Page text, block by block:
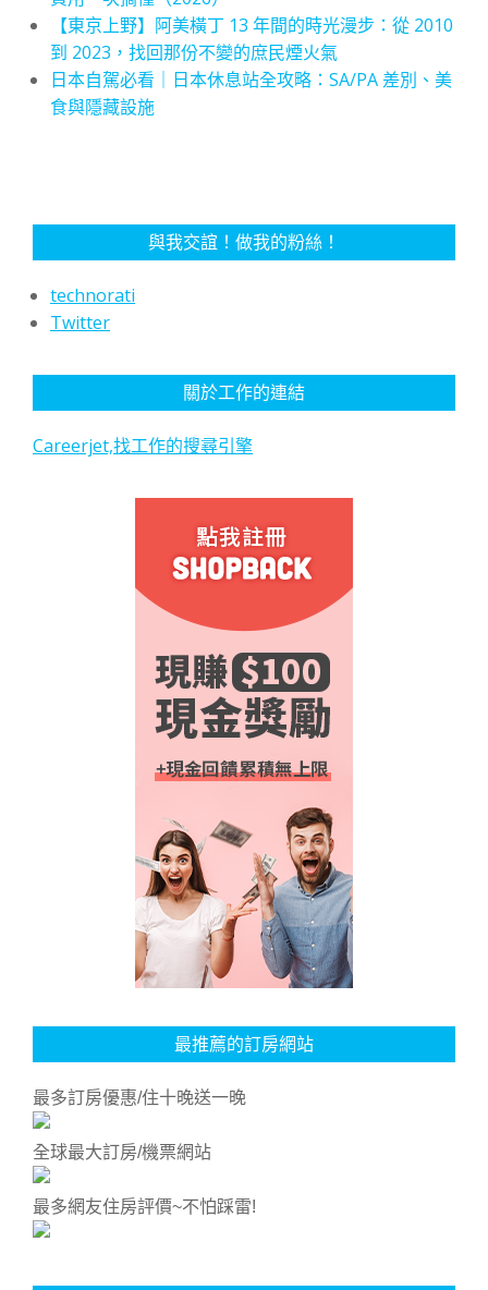
【東京上野】阿美橫丁 13 年間的時光漫步：從 2010
到 2023，找回那份不變的庶民煙火氣
日本自駕必看｜日本休息站全攻略：SA/PA 差別、美
食與隱藏設施
與我交誼！做我的粉絲！
technorati
Twitter
關於工作的連結
Careerjet,找工作的搜尋引擎
最推薦的訂房網站
最多訂房優惠/住十晚送一晚
全球最大訂房/機票網站
最多網友住房評價~不怕踩雷!